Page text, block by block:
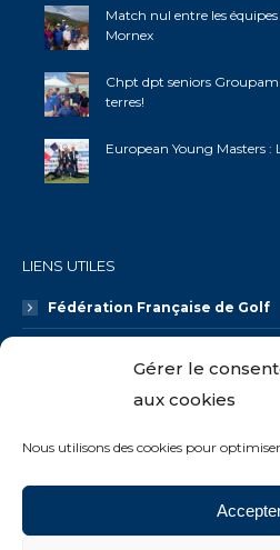
Gérer le
aux cookies
Nous utilisons des cookies pour
Match nul entre les
Mornex
Chpt dpt seniors
terres!
European Young Masters :
LIENS UTILES
Fédération Française de Golf